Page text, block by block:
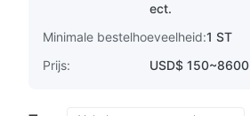
ect.
Minimale bestelhoeveelheid:1 ST
Prijs:
USD$ 150~8600